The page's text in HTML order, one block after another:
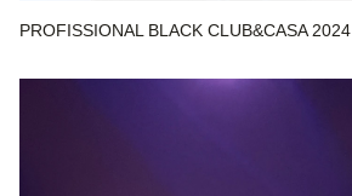
PROFISSIONAL BLACK CLUB&CASA 2024